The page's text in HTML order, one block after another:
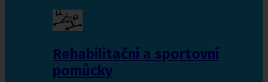
Rehabilitační a sportovní
pomůcky